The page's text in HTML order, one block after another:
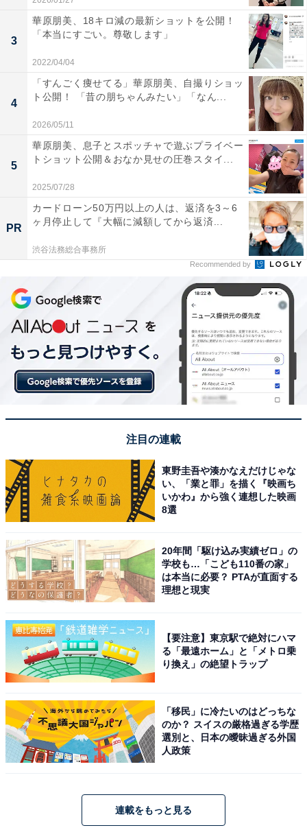
3
華原朋美、18キロ減の最新ショットを公開！
「本当にすごい。尊敬します」
2022/04/04
4
「すんごく痩せてる」華原朋美、自撮りショッ
ト公開！ 「昔の朋ちゃんみたい」「なん...
2026/05/11
5
華原朋美、息子とスポッチャで遊ぶプライベー
トショット公開＆おなか見せの圧巻スタイ...
2025/07/28
PR
カードローン50万円以上の人は、返済を3～6
ヶ月停止して『大幅に減額してから返済...
渋谷法務総合事務所
Recommended by
注目の連載
東野圭吾や湊かなえだけじゃな
い、「業と罪」を描く『映画ち
いかわ』から強く連想した映画
8選
20年間「駆け込み実績ゼロ」の
学校も…「こども110番の家」
は本当に必要？ PTAが直面する
理想と現実
【要注意】東京駅で絶対にハマ
る「最遠ホーム」と「メトロ乗
り換え」の絶望トラップ
「移民」に冷たいのはどっちな
のか？ スイスの厳格過ぎる学歴
選別と、日本の曖昧過ぎる外国
人政策
連載をもっと見る